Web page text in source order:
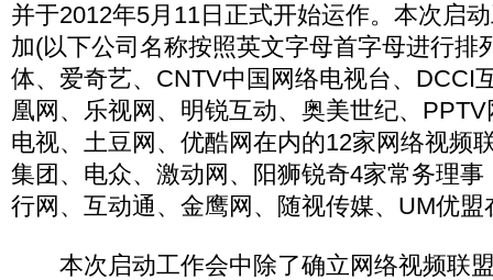
并于2012年5月11日正式开始运作。本次启
加(以下公司名称按照英文字母首字母进行排
体、爱奇艺、CNTV中国网络电视台、DCCI
凰网、乐视网、明锐互动、奥美世纪、
电视、土豆网、优酷网在内的12家网络视频
集团、电众、激动网、阳狮锐奇4家常务理
行网、互动通、金鹰网、随视传媒、UM优
本次启动工作会中除了确立网络视频联